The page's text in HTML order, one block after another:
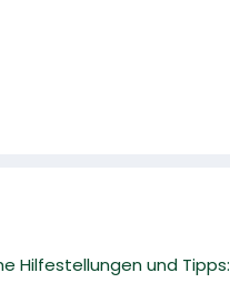
Hilfestellungen und Tipps: